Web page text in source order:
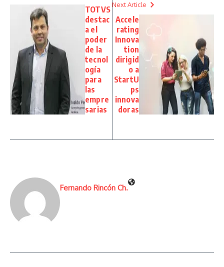
TOTVS
destac
a el
poder
de la
tecnol
ogía
para
las
empre
sarias
Next Article
Accele
rating
Innova
tion
dirigid
o a
StartU
ps
innova
doras
Fernando Rincón Ch.